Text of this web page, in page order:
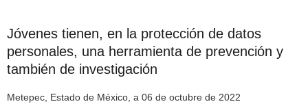
Jóvenes tienen, en la protección de datos
personales, una herramienta de prevención y
también de investigación
Metepec, Estado de México, a 06 de octubre de 2022